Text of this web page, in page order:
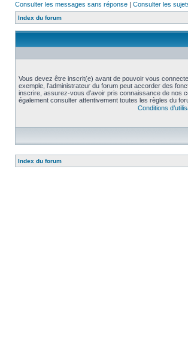
Consulter les messages sans réponse | Consulter les
Index du forum
Vous devez être inscrit(e) avant de pouvoir vous
exemple, l’administrateur du forum peut accorder des
inscrire, assurez-vous d’avoir pris connaissance de nos
également consulter attentivement toutes les règles du
Conditions
Index du forum